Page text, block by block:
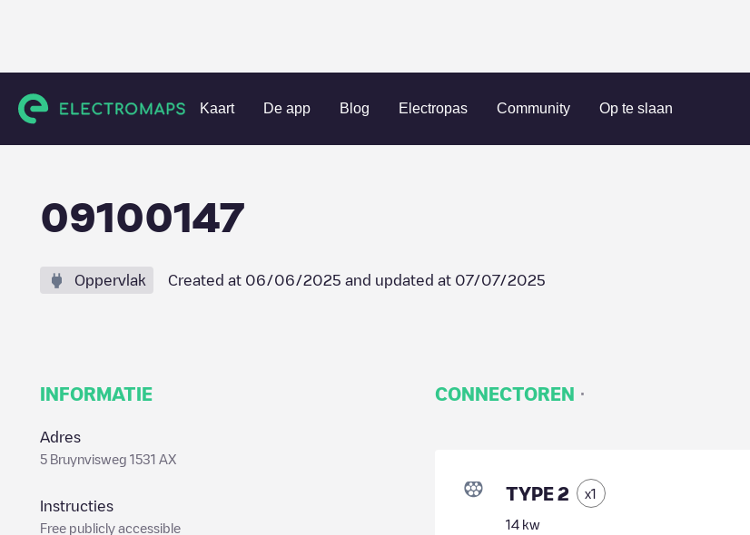
Kaart De app Blog Electropas Community Op te slaan
Charging stations Nederland Wormerland Wormer 09100147
09100147
Oppervlak Created at 06/06/2025 and updated at 07/07/2025
INFORMATIE
Adres
5 Bruynvisweg 1531 AX
Instructies
Free publicly accessible
CONNECTOREN ·
TYPE 2 x1
14kw